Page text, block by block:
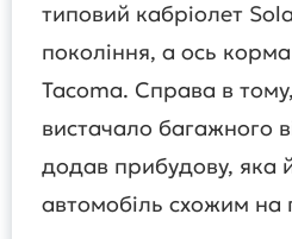
типовий кабріолет
покоління, а ось
Tacoma. Справа в
вистачало багажного
додав прибудову, яка
автомобіль схожим на